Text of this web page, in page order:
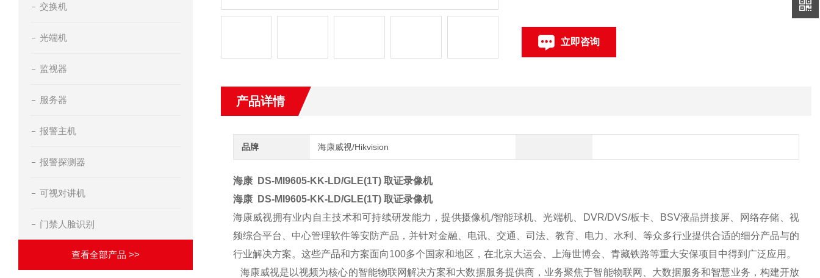
交换机
光端机
监视器
服务器
报警主机
报警探测器
可视对讲机
门禁人脸识别
查看全部产品 >>
立即咨询
产品详情
品牌 海康威视/Hikvision
海康 DS-MI9605-KK-LD/GLE(1T) 取证录像机
海康 DS-MI9605-KK-LD/GLE(1T) 取证录像机
海康威视拥有业内自主技术和可持续研发能力，提供摄像机/智能球机、光端机、DVR/DVS/板卡、BSV液晶拼接屏、网络存储、视
频综合平台、中心管理软件等安防产品，并针对金融、电讯、交通、司法、教育、电力、水利、等众多行业提供合适的细分产品与的
行业解决方案。这些产品和方案面向100多个国家和地区，在北京大运会、上海世博会、青藏铁路等重大安保项目中得到广泛应用。
海康威视是以视频为核心的智能物联网解决方案和大数据服务提供商，业务聚焦于智能物联网、大数据服务和智慧业务，构建开放